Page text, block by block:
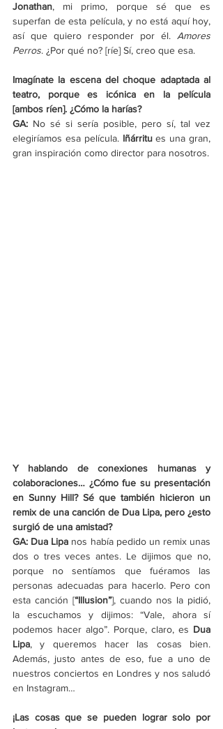
Jonathan, mi primo, porque sé que es
superfan de esta película, y no está aquí hoy,
así que quiero responder por él. Amores
Perros. ¿Por qué no? [ríe] Sí, creo que esa.
Imagínate la escena del choque adaptada al
teatro, porque es icónica en la película
[ambos ríen]. ¿Cómo la harías?
GA: No sé si sería posible, pero sí, tal vez
elegiríamos esa película. Iñárritu es una gran,
gran inspiración como director para nosotros.
Y hablando de conexiones humanas y
colaboraciones… ¿Cómo fue su presentación
en Sunny Hill? Sé que también hicieron un
remix de una canción de Dua Lipa, pero ¿esto
surgió de una amistad?
GA: Dua Lipa nos había pedido un remix unas
dos o tres veces antes. Le dijimos que no,
porque no sentíamos que fuéramos las
personas adecuadas para hacerlo. Pero con
esta canción [“Illusion”], cuando nos la pidió,
la escuchamos y dijimos: “Vale, ahora sí
podemos hacer algo”. Porque, claro, es Dua
Lipa, y queremos hacer las cosas bien.
Además, justo antes de eso, fue a uno de
nuestros conciertos en Londres y nos saludó
en Instagram…
¡Las cosas que se pueden lograr solo por